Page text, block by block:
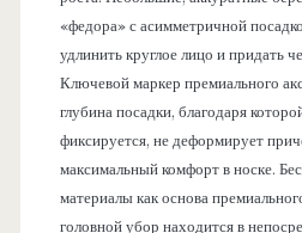
«федора» с асимметричной
удлинить круглое лицо и придать
Ключевой маркер премиального
глубина посадки, благодаря
фиксируется, не деформирует
максимальный комфорт в носке.
материалы как основа
головной убор находится в